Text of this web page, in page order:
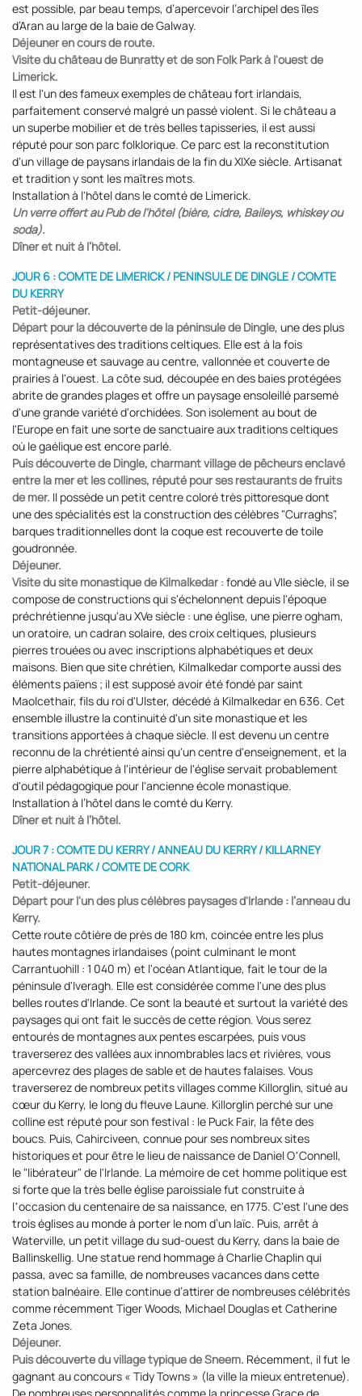
est possible, par beau temps, d’apercevoir l’archipel des îles
d’Aran au large de la baie de Galway.
Déjeuner en cours de route.
Visite du château de Bunratty et de son Folk Park à l'ouest de
Limerick.
Il est l'un des fameux exemples de château fort irlandais,
parfaitement conservé malgré un passé violent. Si le château a
un superbe mobilier et de très belles tapisseries, il est aussi
réputé pour son parc folklorique. Ce parc est la reconstitution
d'un village de paysans irlandais de la fin du XIXe siècle. Artisanat
et tradition y sont les maîtres mots.
Installation à l'hôtel dans le comté de Limerick.
Un verre offert au Pub de l'hôtel (bière, cidre, Baileys, whiskey ou
soda).
Dîner et nuit à l’hôtel.
JOUR 6 : COMTE DE LIMERICK / PENINSULE DE DINGLE / COMTE
DU KERRY
Petit-déjeuner.
Départ pour la découverte de la péninsule de Dingle, une des plus
représentatives des traditions celtiques. Elle est à la fois
montagneuse et sauvage au centre, vallonnée et couverte de
prairies à l'ouest. La côte sud, découpée en des baies protégées
abrite de grandes plages et offre un paysage ensoleillé parsemé
d'une grande variété d'orchidées. Son isolement au bout de
l'Europe en fait une sorte de sanctuaire aux traditions celtiques
où le gaélique est encore parlé.
Puis découverte de Dingle, charmant village de pêcheurs enclavé
entre la mer et les collines, réputé pour ses restaurants de fruits
de mer. Il possède un petit centre coloré très pittoresque dont
une des spécialités est la construction des célèbres "Curraghs",
barques traditionnelles dont la coque est recouverte de toile
goudronnée.
Déjeuner.
Visite du site monastique de Kilmalkedar: fondé au VIIe siècle, il se
compose de constructions qui s'échelonnent depuis l'époque
préchrétienne jusqu'au XVe siècle : une église, une pierre ogham,
un oratoire, un cadran solaire, des croix celtiques, plusieurs
pierres trouées ou avec inscriptions alphabétiques et deux
maisons. Bien que site chrétien, Kilmalkedar comporte aussi des
éléments païens ; il est supposé avoir été fondé par saint
Maolcethair, fils du roi d'Ulster, décédé à Kilmalkedar en 636. Cet
ensemble illustre la continuité d'un site monastique et les
transitions apportées à chaque siècle. Il est devenu un centre
reconnu de la chrétienté ainsi qu'un centre d'enseignement, et la
pierre alphabétique à l'intérieur de l'église servait probablement
d'outil pédagogique pour l'ancienne école monastique.
Installation à l’hôtel dans le comté du Kerry.
Dîner et nuit à l’hôtel.
JOUR 7 : COMTE DU KERRY / ANNEAU DU KERRY / KILLARNEY
NATIONAL PARK / COMTE DE CORK
Petit-déjeuner.
Départ pour l'un des plus célèbres paysages d'Irlande : l’anneau du
Kerry.
Cette route côtière de près de 180 km, coincée entre les plus
hautes montagnes irlandaises (point culminant le mont
Carrantuohill : 1 040 m) et l'océan Atlantique, fait le tour de la
péninsule d'Iveragh. Elle est considérée comme l'une des plus
belles routes d'Irlande. Ce sont la beauté et surtout la variété des
paysages qui ont fait le succès de cette région. Vous serez
entourés de montagnes aux pentes escarpées, puis vous
traverserez des vallées aux innombrables lacs et rivières, vous
apercevrez des plages de sable et de hautes falaises. Vous
traverserez de nombreux petits villages comme Killorglin, situé au
cœur du Kerry, le long du fleuve Laune. Killorglin perché sur une
colline est réputé pour son festival : le Puck Fair, la fête des
boucs. Puis, Cahirciveen, connue pour ses nombreux sites
historiques et pour être le lieu de naissance de Daniel OʼConnell,
le "libérateur" de l'Irlande. La mémoire de cet homme politique est
si forte que la très belle église paroissiale fut construite à
lʼoccasion du centenaire de sa naissance, en 1775. C'est l'une des
trois églises au monde à porter le nom d’un laïc. Puis, arrêt à
Waterville, un petit village du sud-ouest du Kerry, dans la baie de
Ballinskellig. Une statue rend hommage à Charlie Chaplin qui
passa, avec sa famille, de nombreuses vacances dans cette
station balnéaire. Elle continue d’attirer de nombreuses célébrités
comme récemment Tiger Woods, Michael Douglas et Catherine
Zeta Jones.
Déjeuner.
Puis découverte du village typique de Sneem. Récemment, il fut le
gagnant au concours « Tidy Towns » (la ville la mieux entretenue).